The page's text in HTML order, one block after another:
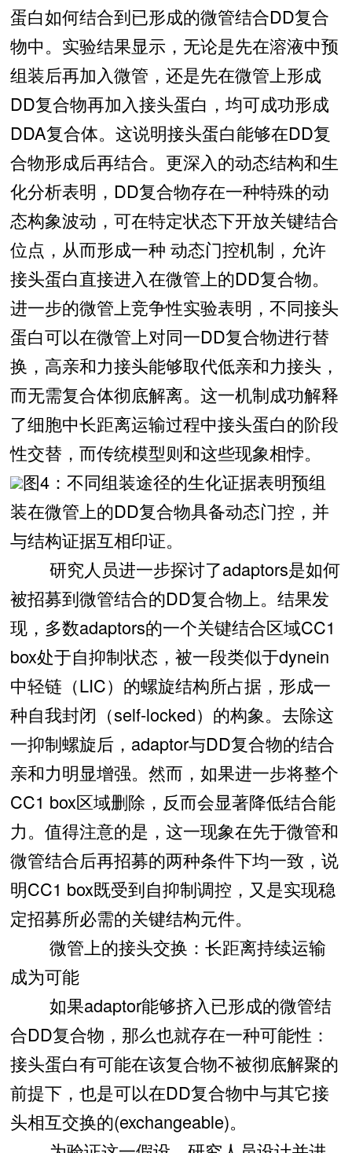
蛋白如何结合到已形成的微管结合DD复合
物中。实验结果显示，无论是先在溶液中预
组装后再加入微管，还是先在微管上形成
DD复合物再加入接头蛋白，均可成功形成
DDA复合体。这说明接头蛋白能够在DD复
合物形成后再结合。更深入的动态结构和生
化分析表明，DD复合物存在一种特殊的动
态构象波动，可在特定状态下开放关键结合
位点，从而形成一种 动态门控机制，允许
接头蛋白直接进入在微管上的DD复合物。
进一步的微管上竞争性实验表明，不同接头
蛋白可以在微管上对同一DD复合物进行替
换，高亲和力接头能够取代低亲和力接头，
而无需复合体彻底解离。这一机制成功解释
了细胞中长距离运输过程中接头蛋白的阶段
性交替，而传统模型则和这些现象相悖。
图4：不同组装途径的生化证据表明预组
装在微管上的DD复合物具备动态门控，并
与结构证据互相印证。
研究人员进一步探讨了adaptors是如何
被招募到微管结合的DD复合物上。结果发
现，多数adaptors的一个关键结合区域CC1
box处于自抑制状态，被一段类似于dynein
中轻链（LIC）的螺旋结构所占据，形成一
种自我封闭（self-locked）的构象。去除这
一抑制螺旋后，adaptor与DD复合物的结合
亲和力明显增强。然而，如果进一步将整个
CC1 box区域删除，反而会显著降低结合能
力。值得注意的是，这一现象在先于微管和
微管结合后再招募的两种条件下均一致，说
明CC1 box既受到自抑制调控，又是实现稳
定招募所必需的关键结构元件。
微管上的接头交换：长距离持续运输
成为可能
如果adaptor能够挤入已形成的微管结
合DD复合物，那么也就存在一种可能性：
接头蛋白有可能在该复合物不被彻底解聚的
前提下，也是可以在DD复合物中与其它接
头相互交换的(exchangeable)。